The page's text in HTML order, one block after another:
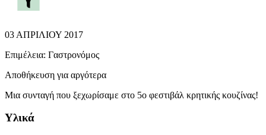
03 ΑΠΡΙΛΙΟΥ 2017
Επιμέλεια: Γαστρονόμος
Αποθήκευση για αργότερα
Μια συνταγή που ξεχωρίσαμε στο 5ο φεστιβάλ κρητικής κουζίνας!
Υλικά